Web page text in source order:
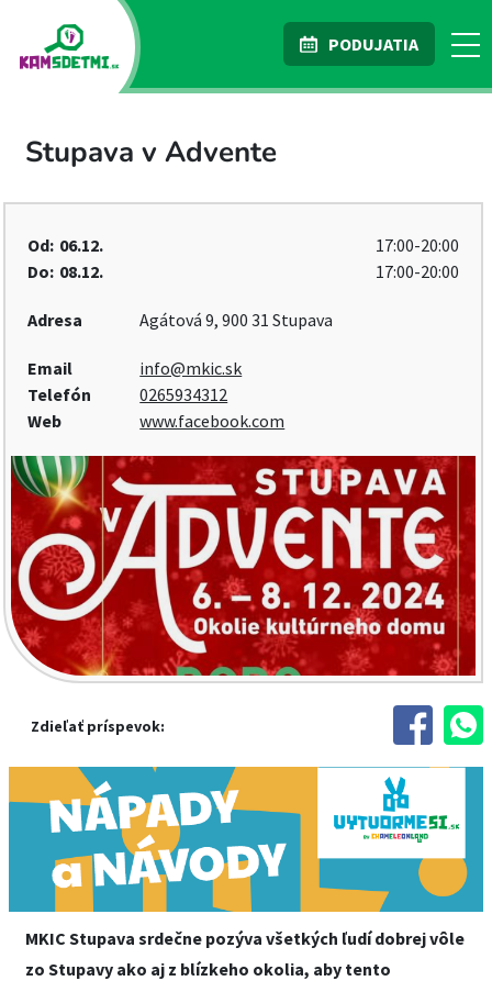
PODUJATIA
Stupava v Advente
Od: 06.12.
17:00-20:00
Do: 08.12. 17:00-20:00
Adresa Agátová 9, 900 31 Stupava
Email
info@mkic.sk
Telefón
0265934312
Web
www.facebook.com
Zdieľať príspevok:
MKIC Stupava srdečne pozýva všetkých ľudí dobrej vôle
zo Stupavy ako aj z blízkeho okolia, aby tento